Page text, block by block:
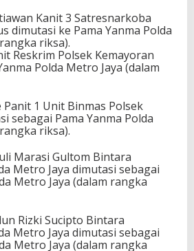
Kanit 3 Satresnarkoba
dimutasi ke Pama Yanma Polda
riksa).
Reskrim Polsek Kemayoran
Polda Metro Jaya (dalam
Panit 1 Unit Binmas Polsek
sebagai Pama Yanma Polda
riksa).
Marasi Gultom Bintara
Metro Jaya dimutasi sebagai
Metro Jaya (dalam rangka
Rizki Sucipto Bintara
Metro Jaya dimutasi sebagai
Metro Jaya (dalam rangka